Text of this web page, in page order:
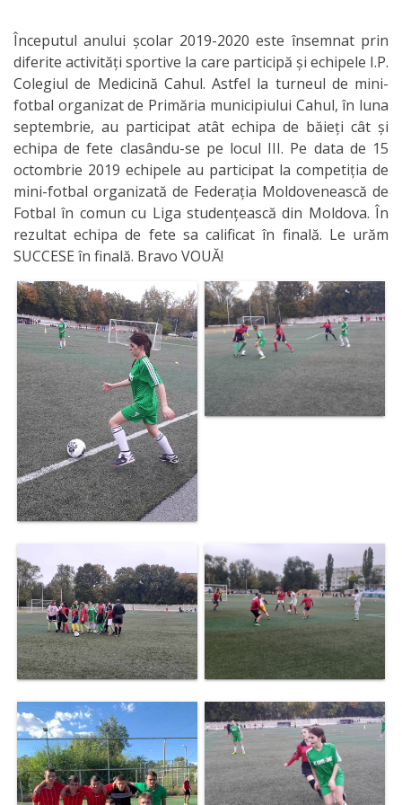
Posturi
vacante
Transparență
Planuri și
rapoarte
de
activitate
Acte
normative
Organizare
Secții
Secția
Nr.1
Secția
didactică
Nr.2
Secția
didactică
Începutul anului școlar 2019-2020 este însemnat prin
diferite activități sportive la care participă și echipele I.P.
Colegiul de Medicină Cahul. Astfel la turneul de mini-
fotbal organizat de Primăria municipiului Cahul, în luna
septembrie, au participat atât echipa de băieți cât și
echipa de fete clasându-se pe locul III. Pe data de 15
octombrie 2019 echipele au participat la competiția de
mini-fotbal organizată de Federația Moldovenească de
Fotbal în comun cu Liga studențească din Moldova. În
rezultat echipa de fete sa calificat în finală. Le urăm
SUCCESE în finală. Bravo VOUĂ!